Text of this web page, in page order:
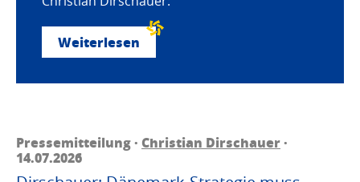
Weiterlesen
Pressemitteilung · Christian Dirschauer·
14.07.2026